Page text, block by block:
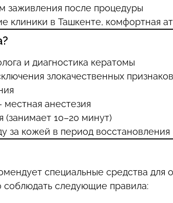
заживления после процедуры
клиники в Ташкенте, комфортная
и диагностика кератомы
злокачественных признаков
анестезия
(занимает 10–20 минут)
за кожей в период восстановления
специальные средства для
следующие правила: